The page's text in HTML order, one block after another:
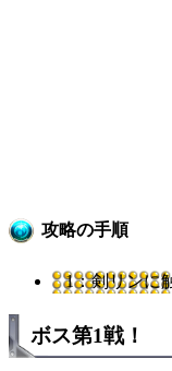
攻略の手順
1：剣リンに
ボス第1戦！